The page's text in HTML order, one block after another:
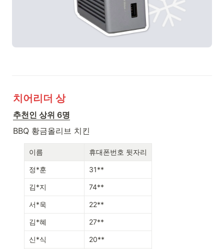
치어리더 상
추천인 상위 6명
BBQ 황금올리브 치킨
이름 휴대폰번호 뒷자리
정*훈 31**
김*지 74**
서*욱 22**
김*혜 27**
신*식 20**